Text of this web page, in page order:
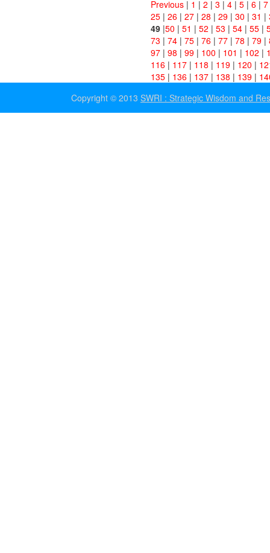
Previous | 1 | 2 | 3 | 4 | 5 | 6 | 7
25 | 26 | 27 | 28 | 29 | 30 | 31 |
49 |50 | 51 | 52 | 53 | 54 | 55 |
73 | 74 | 75 | 76 | 77 | 78 | 79 |
97 | 98 | 99 | 100 | 101 | 102 |
116 | 117 | 118 | 119 | 120 |
135 | 136 | 137 | 138 | 139 |
Copyright © 2013 SWRI : Strategic Wisdom and